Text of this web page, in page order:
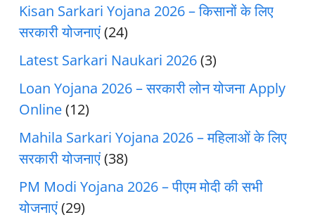
Kisan Sarkari Yojana 2026 – किसानों के लिए
सरकारी योजनाएं(24)
Latest Sarkari Naukari 2026(3)
Loan Yojana 2026 – सरकारी लोन योजना Apply
Online(12)
Mahila Sarkari Yojana 2026 – महिलाओं के लिए
सरकारी योजनाएं(38)
PM Modi Yojana 2026 – पीएम मोदी की सभी
योजनाएं(29)